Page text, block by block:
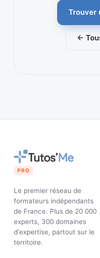
Trouver
←
PRO
Le premier réseau de
formateurs indépendants
de France. Plus de 20 000
experts, 300 domaines
d'expertise, partout sur le
territoire.